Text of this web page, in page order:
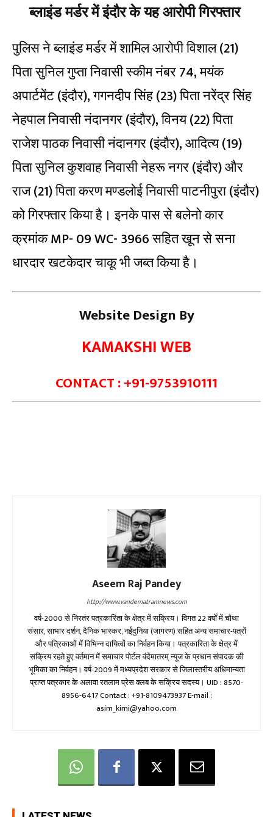
ब्लाइंड मर्डर में इंदौर के यह आरोपी गिरफ्तार
पुलिस ने ब्लाइंड मर्डर में शामिल आरोपी विशाल (21)
पिता सुनिल गुप्ता निवासी स्कीम नंबर 74, मयंक
अपार्टमेंट (इंदौर), गगनदीप सिंह (23) पिता नरेंद्र सिंह
नेहपाल निवासी नंदानगर (इंदौर), विनय (22) पिता
राजेश पाठक निवासी नंदानगर (इंदौर), आदित्य (19)
पिता सुनिल कुशवाह निवासी नेहरू नगर (इंदौर) और
राज (21) पिता करण मण्डलोई निवासी पाटनीपुरा (इंदौर)
को गिरफ्तार किया है। इनके पास से बलेनो कार
क्रमांक MP- 09 WC- 3966 सहित खून से सना
धारदार खटकेदार चाकू भी जब्त किया है।
Website Design By
KAMAKSHI WEB
CONTACT : +91-9753910111
Aseem Raj Pandey
http://www.vandematramnews.com
वर्ष-2000 से निरतंर पत्रकारिता के क्षेत्र में सक्रिय। विगत 22 वर्षों में चौथा
संसार, साभार दर्शन, दैनिक भास्कर, नईदुनिया (जागरण) सहित अन्य समाचार-पत्रों
और पत्रिकाओं में विभिन्न दायित्वों का निर्वहन किया। पत्रकारिता के क्षेत्र में
सक्रिय रहते हुए वर्तमान में समाचार पोर्टल वंदेमातरम् न्यूज के प्रधान संपादक की
भूमिका का निर्वहन। वर्ष-2009 में मध्यप्रदेश सरकार से जिलास्तरीय अधिमान्यता
प्राप्त पत्रकार के अलावा रतलाम प्रेस क्लब के सक्रिय सदस्य। UID : 8570-
8956-6417 Contact : +91-8109473937 E-mail :
asim_kimi@yahoo.com